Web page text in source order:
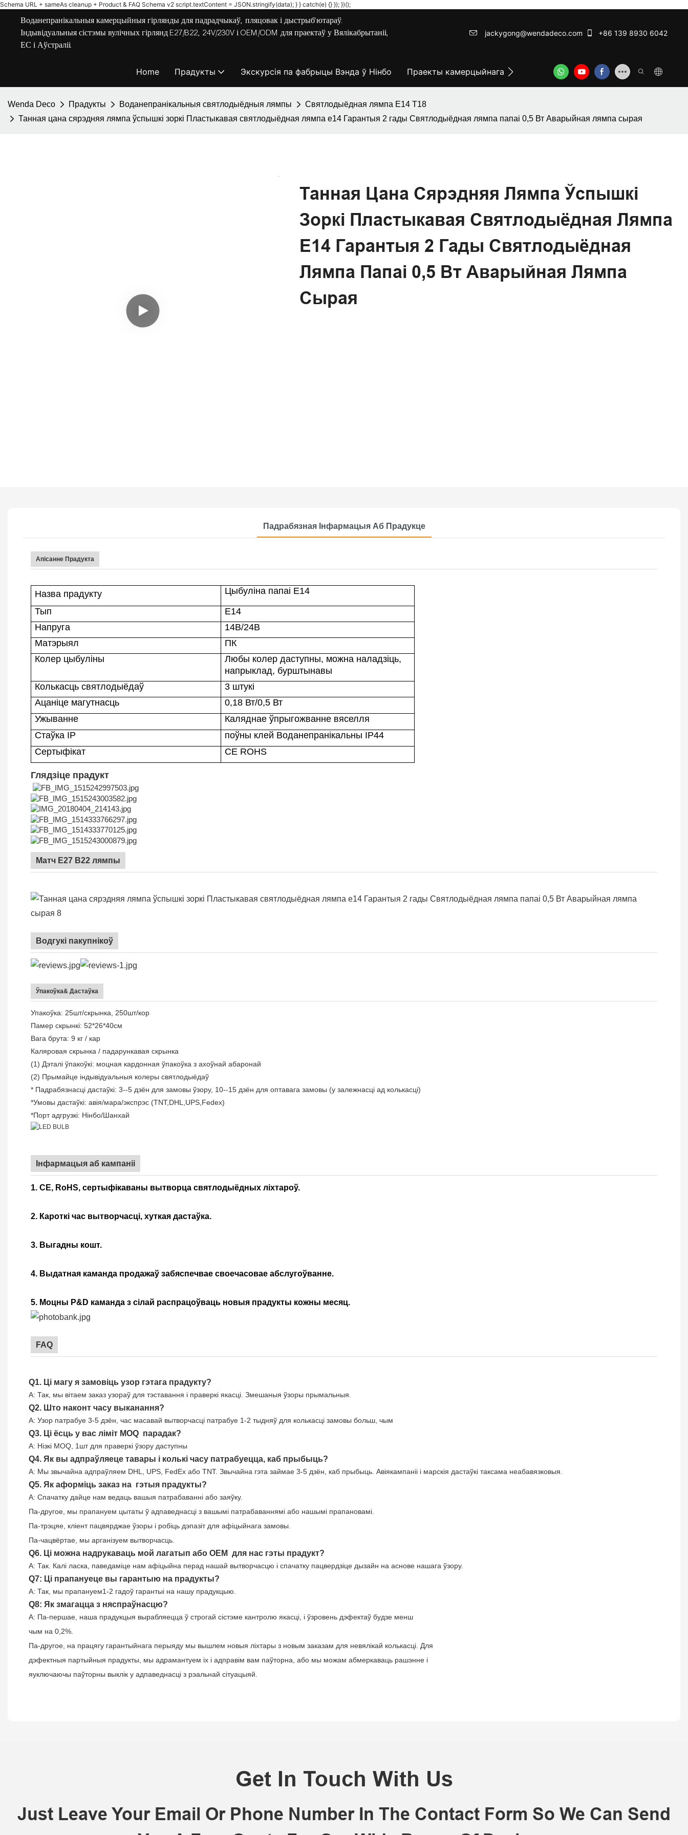
Schema URL + sameAs cleanup + Product & FAQ Schema v2 script.textContent = JSON.stringify(data); } } catch(e) {} }); })();
Воданепранікальныя камерцыйныя гірлянды для падрадчыкаў, пляцовак і дыстрыб'ютараў.
Індывідуальныя сістэмы вулічных гірлянд E27/B22, 24V/230V і OEM/ODM для праектаў у Вялікабрытаніі,
ЕС і Аўстраліі.
jackygong@wendadeco.com​​​​​​​ +86 139 8930 6042
Home Прадукты Экскурсія па фабрыцы Вэнда ў Нінбо Праекты камерцыйнага асвятлення гірлянд Найлепшыя гірлянды
Wenda Deco Прадукты Воданепранікальныя святлодыёдныя лямпы
Святлодыёдная лямпа E14 T18
Танная цана сярэдняя лямпа ўспышкі зоркі Пластыкавая святлодыёдная лямпа e14 Гарантыя 2 гады Святлодыёдная лямпа папаі 0,5 Вт Аварыйная лямпа сырая
Танная Цана Сярэдняя Лямпа Ўспышкі
Зоркі Пластыкавая Святлодыёдная Лямпа
E14 Гарантыя 2 Гады Святлодыёдная
Лямпа Папаі 0,5 Вт Аварыйная Лямпа
Сырая
Падрабязная Інфармацыя Аб Прадукце
Апісанне Прадукта
Назва прадукту
Цыбуліна папаі E14
Тып
E14
Напруга
14В/24В
Матэрыял
ПК
Колер цыбуліны
Любы колер даступны, можна наладзіць,
напрыклад, бурштынавы
Колькасць святлодыёдаў
3 штукі
Ацаніце магутнасць
0,18 Вт/0,5 Вт
Ужыванне
Каляднае ўпрыгожванне вяселля
Стаўка IP
поўны клей Воданепранікальны IP44
Сертыфікат
CE ROHS
Глядзіце прадукт
Матч E27 B22 лямпы
Водгукі пакупнікоў
Ўпакоўка& Дастаўка
Упакоўка: 25шт/скрынка, 250шт/кор
Памер скрынкі: 52*26*40см
Вага брута: 9 кг / кар
Каляровая скрынка / падарункавая скрынка
(1) Дэталі ўпакоўкі: моцная кардонная ўпакоўка з ахоўнай абаронай
(2) Прымайце індывідуальныя колеры святлодыёдаў
* Падрабязнасці дастаўкі: 3--5 дзён для замовы ўзору, 10--15 дзён для оптавага замовы (у залежнасці ад колькасці)
*Умовы дастаўкі: авія/мара/экспрэс (TNT,DHL,UPS,Fedex)
*Порт адгрузкі: Нінбо/Шанхай
Інфармацыя аб кампаніі
1. CE, RoHS, сертыфікаваны вытворца святлодыёдных ліхтароў.
2. Кароткі час вытворчасці, хуткая дастаўка.
3. Выгадны кошт.
4. Выдатная каманда продажаў забяспечвае своечасовае абслугоўванне.
5. Моцны Р&D каманда з сілай распрацоўваць новыя прадукты кожны месяц.
FAQ
Q1. Ці магу я замовіць узор гэтага прадукту?
A: Так, мы вітаем заказ узораў для тэставання і праверкі якасці. Змешаныя ўзоры прымальныя.
Q2. Што наконт часу выканання?
A: Узор патрабуе 3-5 дзён, час масавай вытворчасці патрабуе 1-2 тыдняў для колькасці замовы больш, чым
Q3. Ці ёсць у вас ліміт MOQ парадак?
A: Нізкі MOQ, 1шт для праверкі ўзору даступны
Q4. Як вы адпраўляеце тавары і колькі часу патрабуецца, каб прыбыць?
A: Мы звычайна адпраўляем DHL, UPS, FedEx або TNT. Звычайна гэта займае 3-5 дзён, каб прыбыць. Авіякампаніі і марскія дастаўкі таксама неабавязковыя.
Q5. Як аформіць заказ на гэтыя прадукты?
A: Спачатку дайце нам ведаць вашыя патрабаванні або заяўку.
Па-другое, мы прапануем цытаты ў адпаведнасці з вашымі патрабаваннямі або нашымі прапановамі.
Па-трэцяе, кліент пацвярджае ўзоры і робіць дэпазіт для афіцыйнага замовы.
Па-чацвёртае, мы арганізуем вытворчасць.
Q6. Ці можна надрукаваць мой лагатып або OEM для нас гэты прадукт?
A: Так. Калі ласка, паведаміце нам афіцыйна перад нашай вытворчасцю і спачатку пацвердзіце дызайн на аснове нашага ўзору.
Q7: Ці прапануеце вы гарантыю на прадукты?
A: Так, мы прапануем1-2 гадоў гарантыі на нашу прадукцыю.
Q8: Як змагацца з няспраўнасцю?
A: Па-першае, наша прадукцыя вырабляецца ў строгай сістэме кантролю якасці, і ўзровень дэфектаў будзе менш
чым на 0,2%.
Па-другое, на працягу гарантыйнага перыяду мы вышлем новыя ліхтары з новым заказам для невялікай колькасці. Для
дэфектныя партыйныя прадукты, мы адрамантуем іх і адправім вам паўторна, або мы можам абмеркаваць рашэнне i
яуключаючы паўторны выклік у адпаведнасці з рэальнай сітуацыяй.
Get In Touch With Us
Just Leave Your Email Or Phone Number In The Contact Form So We Can Send